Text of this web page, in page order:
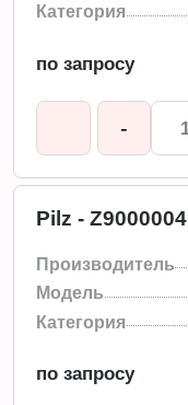
Категория
по запросу
-
Pilz - Z9000004
Производитель
Модель
Категория
по запросу